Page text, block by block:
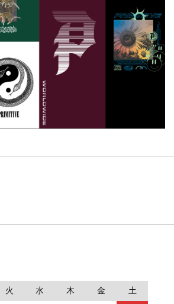
火 水 木 金 土